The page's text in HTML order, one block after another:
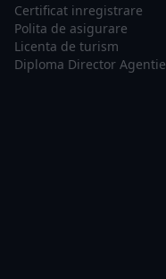
Certificat inregistrare
Polita de asigurare
Licenta de turism
Diploma Director Agentie